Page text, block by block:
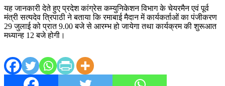
यह जानकारी देते हुए प्रदेश कांग्रेस कम्युनिकेशन विभाग के चेयरमैन एवं पूर्व
मंत्री सत्यदेव त्रिपाठी ने बताया कि रमाबाई मैदान में कार्यकर्ताओं का पंजीकरण
29 जुलाई को प्रात 9.00 बजे से आरम्भ हो जायेगा तथा कार्यक्रम की शुरूआत
मध्यान्ह 12 बजे होगी।